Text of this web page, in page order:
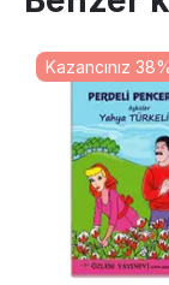
Kazancınız 38%